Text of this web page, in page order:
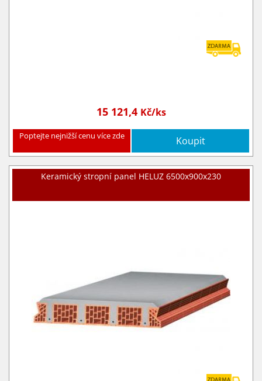
15 121,4 Kč/ks
Poptejte nejnižší cenu více zde Koupit
Keramický stropní panel HELUZ 6500x900x230